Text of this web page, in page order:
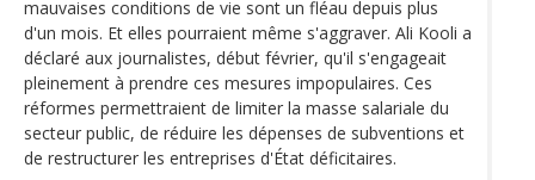
mauvaises conditions de vie sont un fléau depuis plus
d'un mois. Et elles pourraient même s'aggraver. Ali Kooli a
déclaré aux journalistes, début février, qu'il s'engageait
pleinement à prendre ces mesures impopulaires. Ces
réformes permettraient de limiter la masse salariale du
secteur public, de réduire les dépenses de subventions et
de restructurer les entreprises d'État déficitaires.